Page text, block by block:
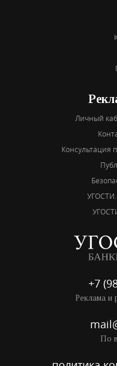
Личный
Консультация
+7
Реклама и
По